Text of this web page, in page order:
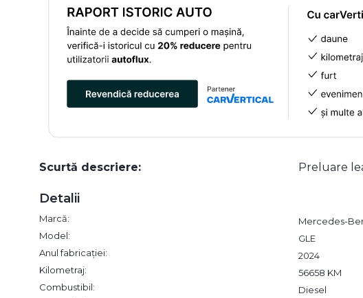
Scurtă descriere: Preluare
Detalii
Marcă:
Mercedes-
Model:
GLE
Anul fabricației:
2024
Kilometraj:
56658 KM
Combustibil:
Diesel